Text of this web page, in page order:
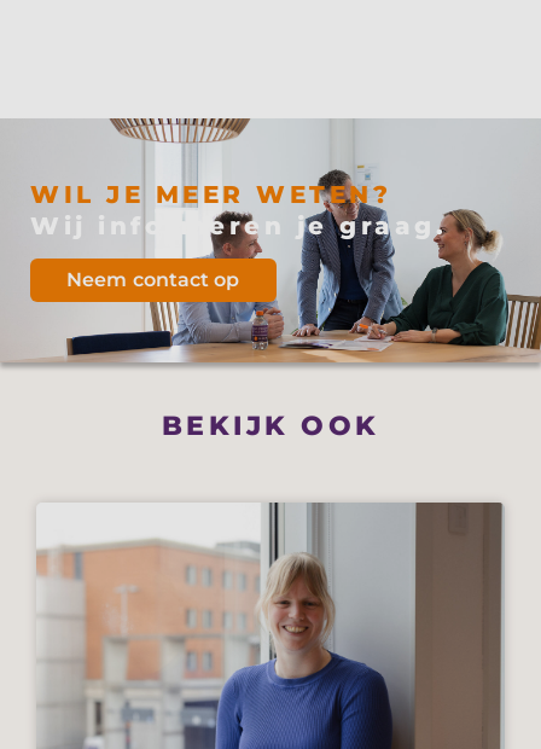
WIL JE MEER WETEN?
Wij informeren je graag.
Neem contact op
BEKIJK OOK